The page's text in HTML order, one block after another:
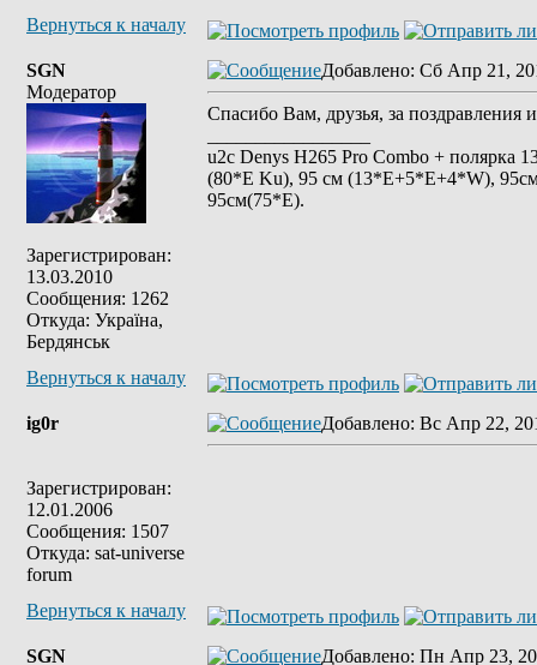
Вернуться к началу
SGN
Модератор
Зарегистрирован:
13.03.2010
Сообщения: 1262
Откуда: Україна,
Бердянськ
Добавлено: Сб Апр 21,
Спасибо Вам, друзья, за поздравления
u2c Denys H265 Pro Combo + полярка
(80*E Ku), 95 см (13*E+5*E+4*W),
95см(75*Е).
Вернуться к началу
ig0r
Зарегистрирован:
12.01.2006
Сообщения: 1507
Откуда: sat-universe
forum
Добавлено: Вс Апр 22,
Вернуться к началу
SGN Добавлено: Пн Апр 23,